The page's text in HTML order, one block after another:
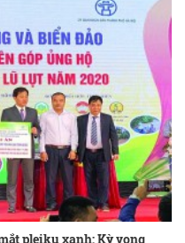
pleiku xanh: Kỳ vọng